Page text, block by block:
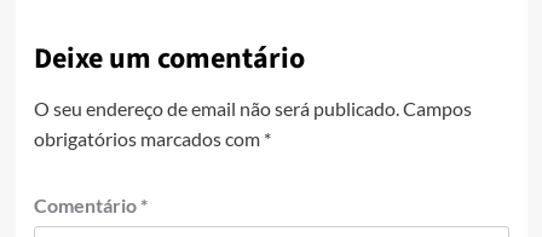
Deixe um comentário
O seu endereço de email não será publicado.Campos
obrigatórios marcados com *
Comentário *